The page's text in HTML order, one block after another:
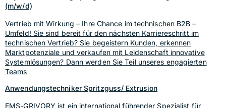
(m/w/d)
Vertrieb mit Wirkung – Ihre Chance im technischen B2B –
Umfeld! Sie sind bereit für den nächsten Karriereschritt im
technischen Vertrieb? Sie begeistern Kunden, erkennen
Marktpotenziale und verkaufen mit Leidenschaft innovative
Systemlösungen? Dann werden Sie Teil unseres engagierten
Teams
Anwendungstechniker Spritzguss/ Extrusion
EMS-GRIVORY ist ein international führender Spezialist für